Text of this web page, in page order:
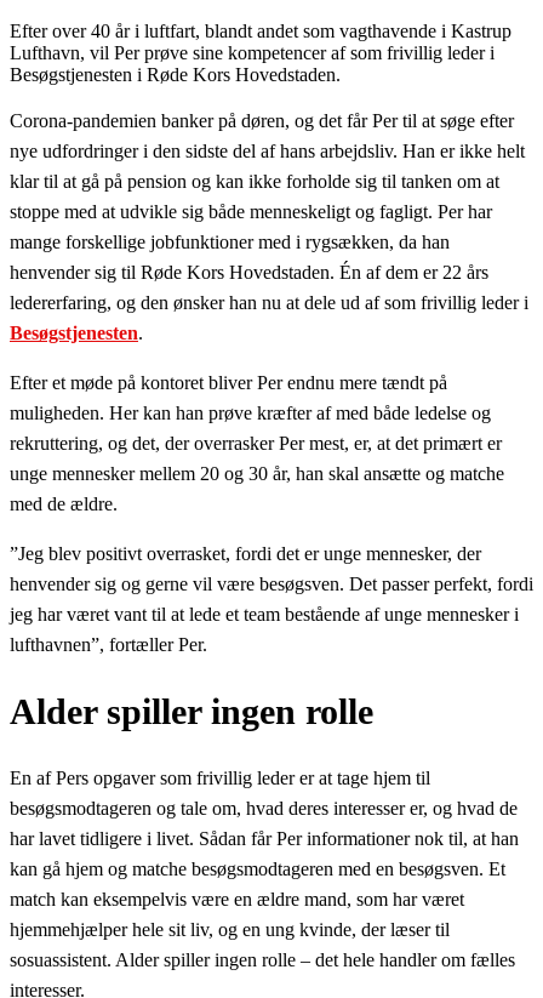
Efter over 40 år i luftfart, blandt andet som vagthavende i Kastrup
Lufthavn, vil Per prøve sine kompetencer af som frivillig leder i
Besøgstjenesten i Røde Kors Hovedstaden.
Corona-pandemien banker på døren, og det får Per til at søge efter
nye udfordringer i den sidste del af hans arbejdsliv. Han er ikke helt
klar til at gå på pension og kan ikke forholde sig til tanken om at
stoppe med at udvikle sig både menneskeligt og fagligt. Per har
mange forskellige jobfunktioner med i rygsækken, da han
henvender sig til Røde Kors Hovedstaden. Én af dem er 22 års
ledererfaring, og den ønsker han nu at dele ud af som frivillig leder i
Besøgstjenesten.
Efter et møde på kontoret bliver Per endnu mere tændt på
muligheden. Her kan han prøve kræfter af med både ledelse og
rekruttering, og det, der overrasker Per mest, er, at det primært er
unge mennesker mellem 20 og 30 år, han skal ansætte og matche
med de ældre.
”Jeg blev positivt overrasket, fordi det er unge mennesker, der
henvender sig og gerne vil være besøgsven. Det passer perfekt, fordi
jeg har været vant til at lede et team bestående af unge mennesker i
lufthavnen”, fortæller Per.
Alder spiller ingen rolle
En af Pers opgaver som frivillig leder er at tage hjem til
besøgsmodtageren og tale om, hvad deres interesser er, og hvad de
har lavet tidligere i livet. Sådan får Per informationer nok til, at han
kan gå hjem og matche besøgsmodtageren med en besøgsven. Et
match kan eksempelvis være en ældre mand, som har været
hjemmehjælper hele sit liv, og en ung kvinde, der læser til
sosuassistent. Alder spiller ingen rolle – det hele handler om fælles
interesser.